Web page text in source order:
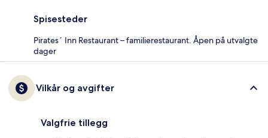
Spisesteder
Pirates´ Inn Restaurant – familierestaurant. Åpen på utvalgte
dager
Vilkår og avgifter
Valgfrie tillegg